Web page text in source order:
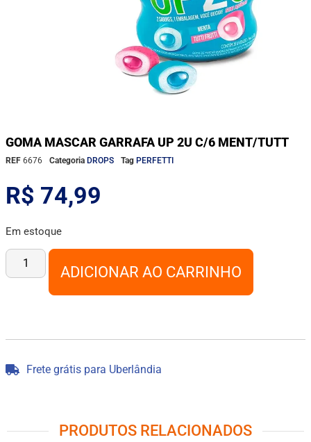
GOMA MASCAR GARRAFA UP 2U C/6 MENT/TUTT
REF 6676 Categoria DROPS Tag PERFETTI
R$ 74,99
Em estoque
ADICIONAR AO CARRINHO
Frete grátis para Uberlândia
PRODUTOS RELACIONADOS